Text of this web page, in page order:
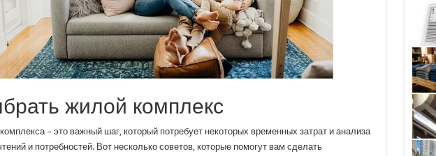
жилой комплекс
– это важный шаг, который потребует некоторых временных затрат и анализа
и потребностей. Вот несколько советов, которые помогут вам сделать